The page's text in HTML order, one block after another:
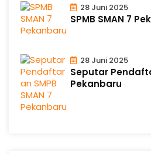
28 Juni 2025
SPMB SMAN 7
28 Juni 2025
Seputar
Pekanbaru